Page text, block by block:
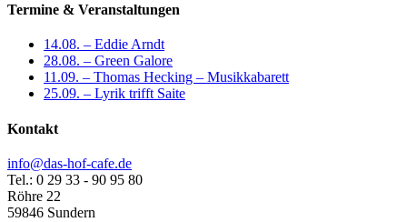
Termine & Veranstaltungen
14.08. – Eddie Arndt
28.08. – Green Galore
11.09. – Thomas Hecking – Musikkabarett
25.09. – Lyrik trifft Saite
Kontakt
info@das-hof-cafe.de
Tel.: 0 29 33 - 90 95 80
Röhre 22
59846 Sundern